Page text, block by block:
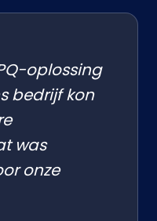
oplossing
bedrijf kon
was
onze